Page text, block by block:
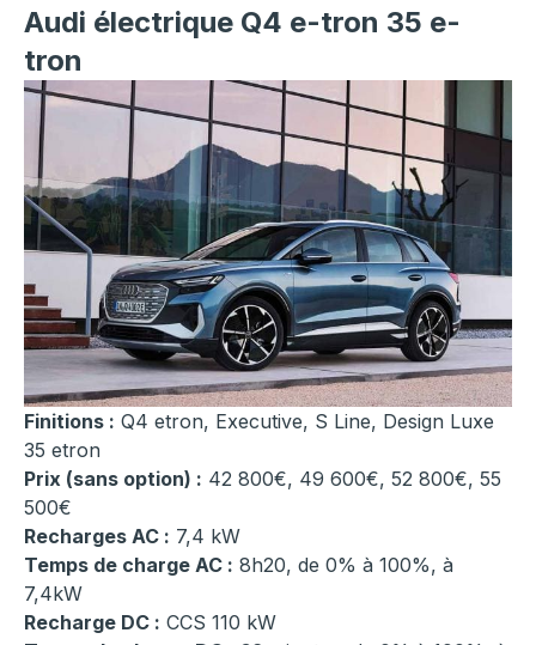
Audi électrique Q4 e-tron 35 e-
tron
Finitions : Q4 etron, Executive, S Line, Design Luxe
35 etron
Prix (sans option) : 42 800€, 49 600€, 52 800€, 55
500€
Recharges AC : 7,4 kW
Temps de charge AC : 8h20, de 0% à 100%, à
7,4kW
Recharge DC : CCS 110 kW